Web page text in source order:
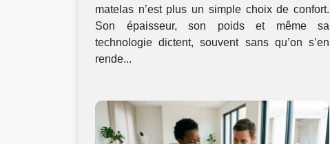
matelas n’est plus un simple choix de confort.
Son épaisseur, son poids et même sa
technologie dictent, souvent sans qu’on s’en
rende...